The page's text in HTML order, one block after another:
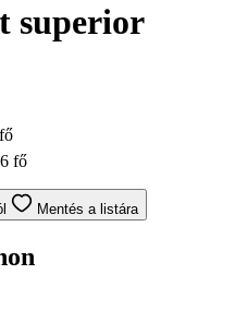
superior
fő
Mentés a listára